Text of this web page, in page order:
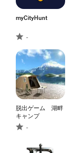
myCityHunt
-
脱出ゲーム 湖畔
キャンプ
-